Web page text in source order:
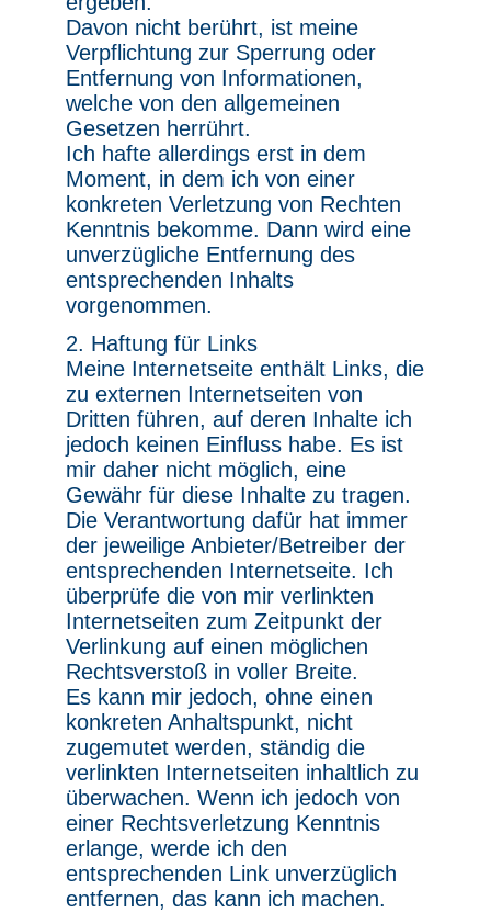
Davon nicht berührt, ist meine
Verpflichtung zur Sperrung oder
Entfernung von Informationen,
welche von den allgemeinen
Gesetzen herrührt.
Ich hafte allerdings erst in dem
Moment, in dem ich von einer
konkreten Verletzung von Rechten
Kenntnis bekomme. Dann wird eine
unverzügliche Entfernung des
entsprechenden Inhalts
vorgenommen.
2. Haftung für Links
Meine Internetseite enthält Links, die
zu externen Internetseiten von
Dritten führen, auf deren Inhalte ich
jedoch keinen Einfluss habe. Es ist
mir daher nicht möglich, eine
Gewähr für diese Inhalte zu tragen.
Die Verantwortung dafür hat immer
der jeweilige Anbieter/Betreiber der
entsprechenden Internetseite. Ich
überprüfe die von mir verlinkten
Internetseiten zum Zeitpunkt der
Verlinkung auf einen möglichen
Rechtsverstoß in voller Breite.
Es kann mir jedoch, ohne einen
konkreten Anhaltspunkt, nicht
zugemutet werden, ständig die
verlinkten Internetseiten inhaltlich zu
überwachen. Wenn ich jedoch von
einer Rechtsverletzung Kenntnis
erlange, werde ich den
entsprechenden Link unverzüglich
entfernen, das kann ich machen.